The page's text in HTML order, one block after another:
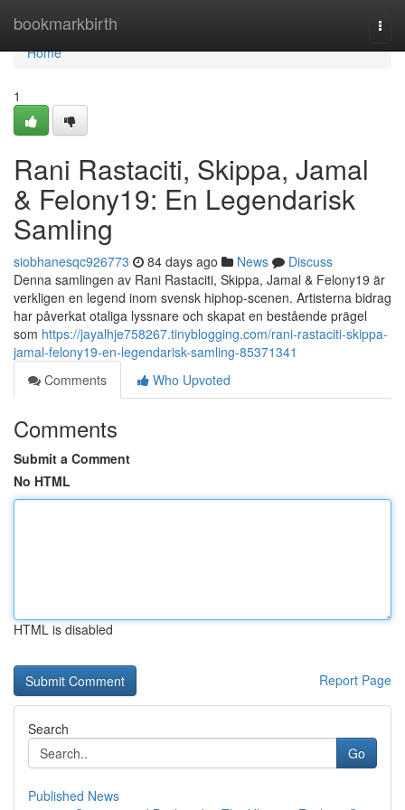
bookmarkbirth
Home
Home
1
Rani Rastaciti, Skippa, Jamal
& Felony19: En Legendarisk
Samling
siobhanesqc926773 84 days ago News
Discuss
Denna samlingen av Rani Rastaciti, Skippa, Jamal & Felony19 är
verkligen en legend inom svensk hiphop-scenen. Artisterna bidrag
har påverkat otaliga lyssnare och skapat en bestående prägel
som https://jayalhje758267.tinyblogging.com/rani-rastaciti-skippa-
jamal-felony19-en-legendarisk-samling-85371341
Comments
Who Upvoted
Comments
Submit a Comment
No HTML
HTML is disabled
Report Page
Search
Go
Published News